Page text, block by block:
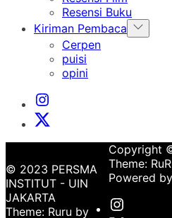
menu
Resensi Buku
Kiriman Pembaca Show
sub
Cerpen
puisi
opini
Instagram
Institut
X
© 2023 PERSMA
INSTITUT - UIN
JAKARTA
Theme: Ruru by
Copyright
Theme:
Powered by
Instagram